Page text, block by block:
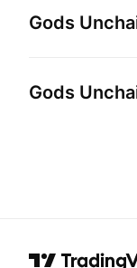
Gods
Gods